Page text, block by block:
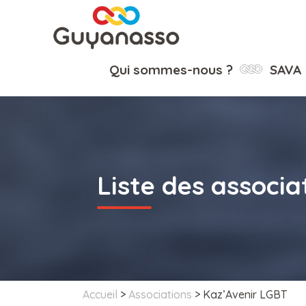
Qui sommes-nous ? SAVA
Liste des
Accueil > Associations > Kaz’Avenir LGBT